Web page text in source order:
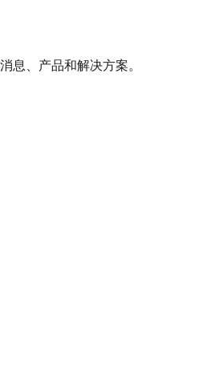
息、产品和解决方案。